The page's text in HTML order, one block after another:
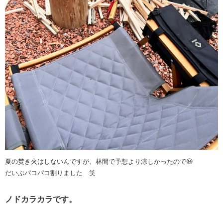
夏の焚き火はしないんですが、林間で予想より涼しかったので😃
だいぶパコパコ割りました 笑
ノドカラカラです。